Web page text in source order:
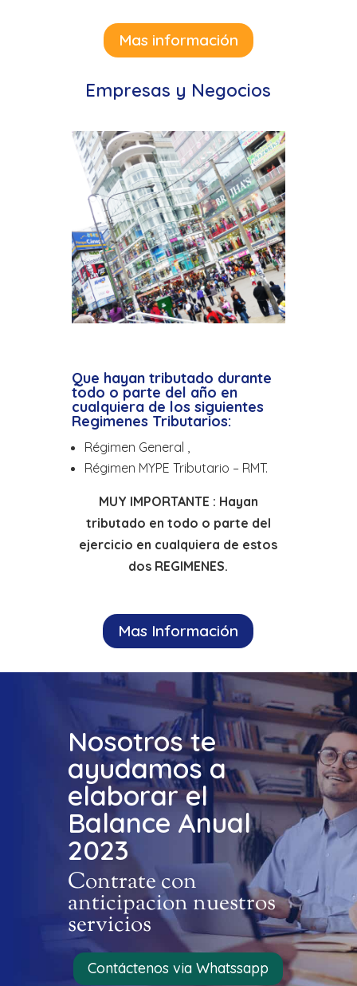
Mas información
Empresas y Negocios
Que hayan tributado durante
todo o parte del año en
cualquiera de los siguientes
Regimenes Tributarios:
Régimen General ,
Régimen MYPE Tributario – RMT.
MUY IMPORTANTE : Hayan
tributado en todo o parte del
ejercicio en cualquiera de estos
dos REGIMENES.
Mas Información
Nosotros te
ayudamos a
elaborar el
Balance Anual
2023
Contrate con
anticipacion nuestros
servicios
Contáctenos via Whatssapp